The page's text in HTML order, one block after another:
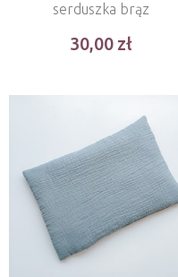
serduszka brąz
30,00